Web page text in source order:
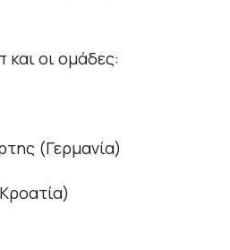
και οι ομάδες:
(Γερμανία)